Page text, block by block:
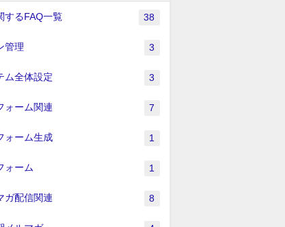
するFAQ一覧 38
管理 3
ム全体設定 3
ォーム関連 7
ォーム生成 1
ォーム 1
ガ配信関連 8